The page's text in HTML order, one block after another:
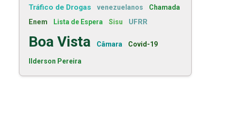
Tráfico de Drogas venezuelanos
Chamada
Enem
Lista de Espera Sisu UFRR
Boa Vista Câmara Covid-19
Ilderson Pereira